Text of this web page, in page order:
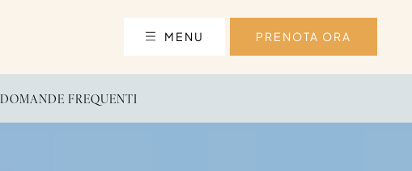
PRENOTA ORA
MENU
DOMANDE FREQUENTI